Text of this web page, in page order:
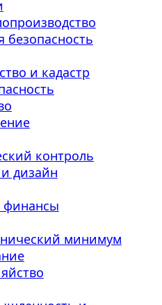
безопасность
и кадастр
контроль
дизайн
финансы
минимум